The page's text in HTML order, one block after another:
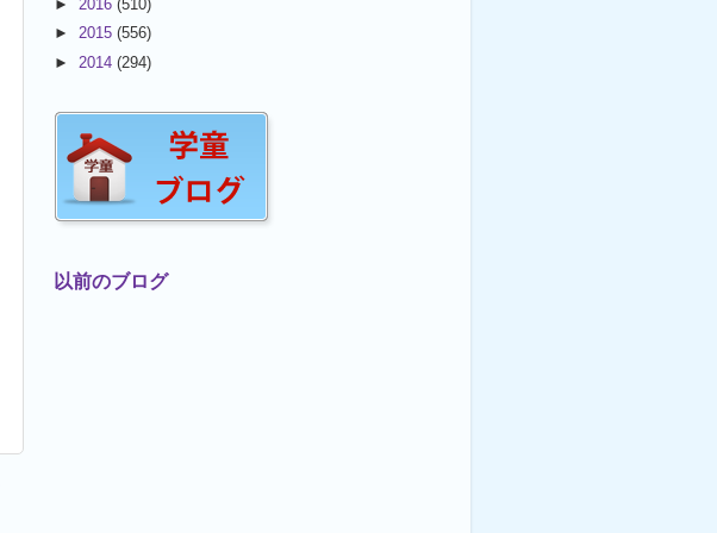
► 2016 (510)
► 2015 (556)
► 2014 (294)
以前のブログ